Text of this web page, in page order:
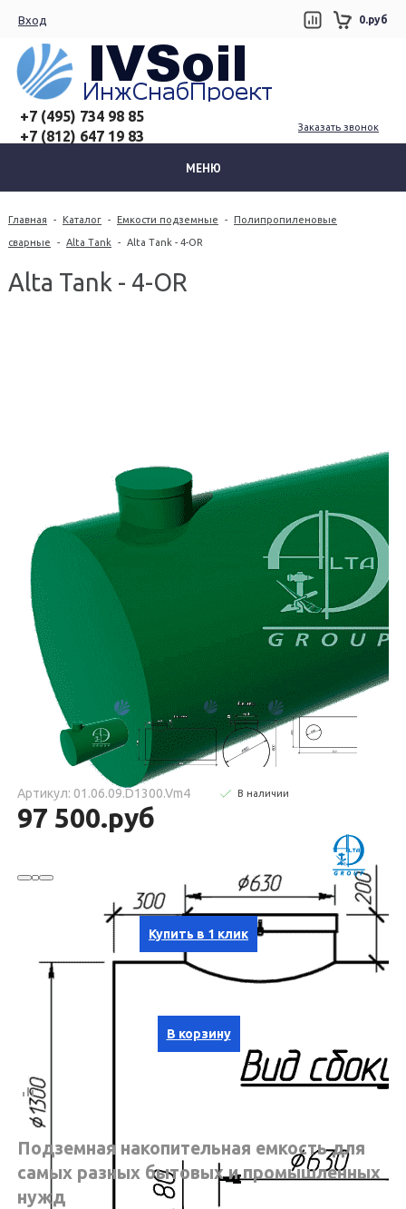
Вход 0.руб
+7 (495) 734 98 85
+7 (812) 647 19 83
Заказать звонок
МЕНЮ
Главная - Каталог - Емкости подземные - Полипропиленовые
сварные - Alta Tank - Alta Tank - 4-OR
Alta Tank - 4-OR
Артикул: 01.06.09.D1300.Vm4 В наличии
97 500.руб
Купить в 1 клик
В корзину
Подземная накопительная емкость для
самых разных бытовых и промышленных
нужд